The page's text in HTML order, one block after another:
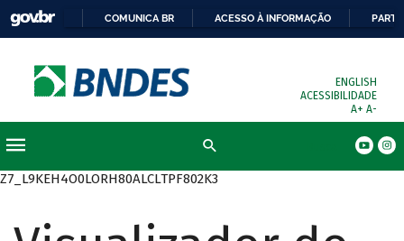
COMUNICA BR ACESSO À INFORMAÇÃO
ENGLISH
ACESSIBILIDADE
A+ A-
Z7_L9KEH4O0LORH80ALCLTPF802K3